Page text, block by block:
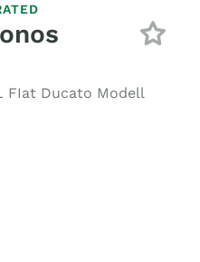
FIat Ducato Modell